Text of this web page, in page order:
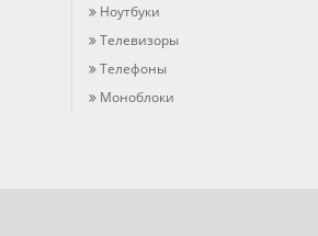
Ноутбуки
Телевизоры
Телефоны
Моноблоки